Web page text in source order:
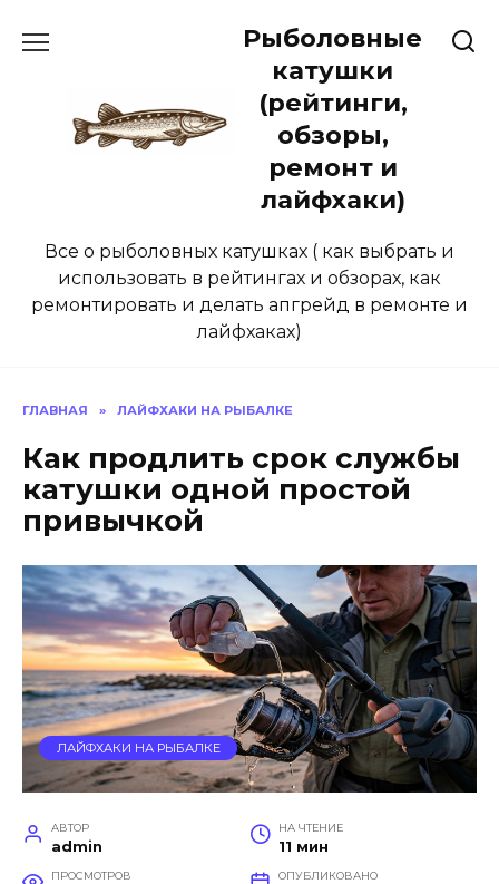
Рыболовные
катушки
(рейтинги,
обзоры,
ремонт и
лайфхаки)
Все о рыболовных катушках ( как выбрать и
использовать в рейтингах и обзорах, как
ремонтировать и делать апгрейд в ремонте и
лайфхаках)
ГЛАВНАЯ » ЛАЙФХАКИ НА РЫБАЛКЕ
Как продлить срок службы
катушки одной простой
привычкой
ЛАЙФХАКИ НА РЫБАЛКЕ
АВТОР
admin
НА ЧТЕНИЕ
11 мин
ПРОСМОТРОВ ОПУБЛИКОВАНО